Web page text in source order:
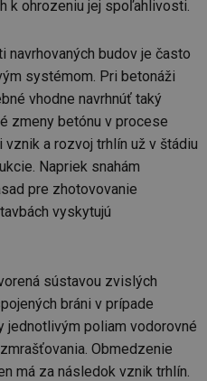
k ohrozeniu jej spoľahlivosti.
navrhovaných budov je často
systémom. Pri betonáži
vhodne navrhnúť taký
zmeny betónu v procese
a rozvoj trhlín už v štádiu
Napriek snahám
pre zhotovovanie
vyskytujú
sústavou zvislých
bráni v prípade
poliam vodorovné
Obmedzenie
má za následok vznik trhlín.